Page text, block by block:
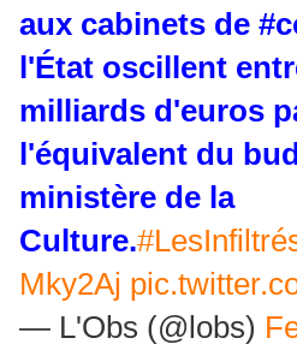
aux cabinets de
l'État oscillent
milliards d'euros
l'équivalent du
ministère de la
Culture.
Mky2Aj
— L'Obs (@lobs)